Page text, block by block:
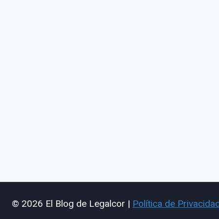
© 2026 El Blog de Legalcor | Política de